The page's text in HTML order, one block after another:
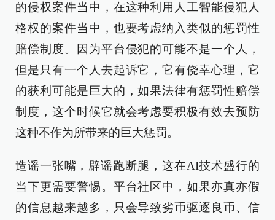
的侵权案件当中，在这种利用人工智能侵犯人
格权的案件当中，也要考虑纳入类似的惩罚性
赔偿制度。因为平台侵犯的可能不是一个人，
但是只有一个人去起诉它，它有侥幸心理，它
的获利可能是巨大的，如果法律有惩罚性赔偿
制度，这个时候它就会考虑要积极有效去预防
这种不作为所带来的巨大惩罚。
造谣一张嘴，辟谣跑断腿，这在AI技术盛行的
当下更需要警惕。平台社区中，如果亦真亦假
的信息越来越多，只会导致劣币驱逐良币、信